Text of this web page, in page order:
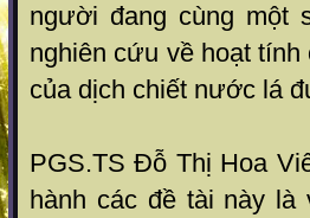
người đang cùng một
nghiên cứu về hoạt
của dịch chiết nước lá
PGS.TS Đỗ Thị Hoa
hành các đề tài này